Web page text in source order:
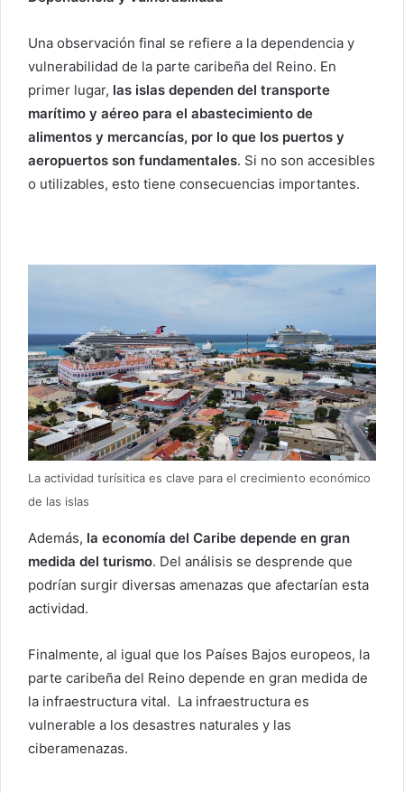
Una observación final se refiere a la dependencia y
vulnerabilidad de la parte caribeña del Reino. En
primer lugar, las islas dependen del transporte
marítimo y aéreo para el abastecimiento de
alimentos y mercancías, por lo que los puertos y
aeropuertos son fundamentales. Si no son accesibles
o utilizables, esto tiene consecuencias importantes.
La actividad turísitica es clave para el crecimiento económico
de las islas
Además, la economía del Caribe depende en gran
medida del turismo. Del análisis se desprende que
podrían surgir diversas amenazas que afectarían esta
actividad.
Finalmente, al igual que los Países Bajos europeos, la
parte caribeña del Reino depende en gran medida de
la infraestructura vital. La infraestructura es
vulnerable a los desastres naturales y las
ciberamenazas.